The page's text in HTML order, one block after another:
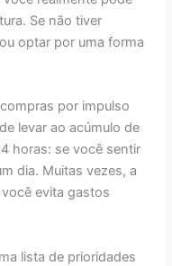
Se não tiver
optar por uma forma
por impulso
levar ao acúmulo de
horas: se você sentir
dia. Muitas vezes, a
evita gastos
lista de prioridades